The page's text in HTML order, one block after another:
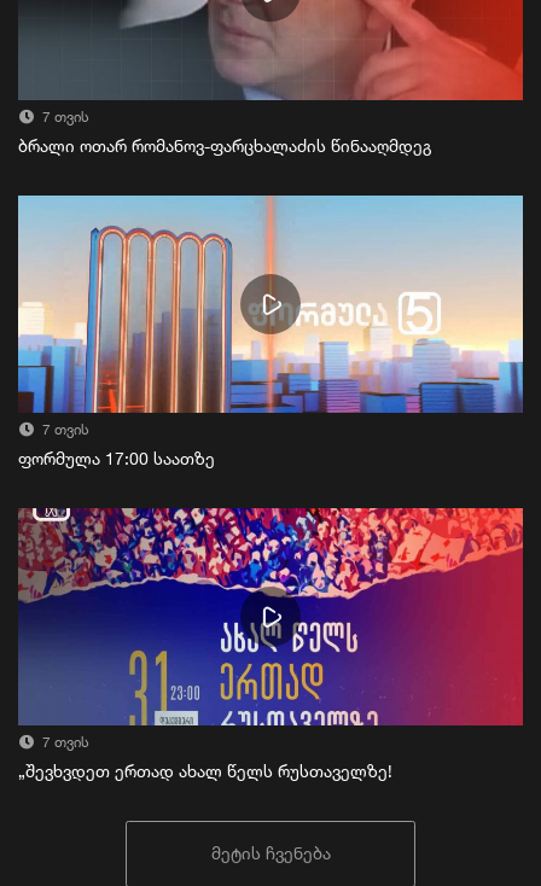
7 თვის
ბრალი ოთარ რომანოვ-ფარცხალაძის წინააღმდეგ
7 თვის
ფორმულა 17:00 საათზე
7 თვის
„შევხვდეთ ერთად ახალ წელს რუსთაველზე!
მეტის ჩვენება